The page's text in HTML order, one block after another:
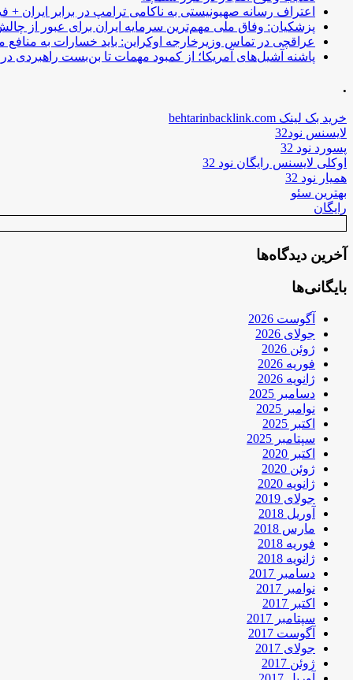
اعتراف رسانه صهیونیستی به ناکامی ترامپ در برابر ایران +
پزشکیان: وفاق ملی مهم‌ترین سرمایه ایران برای عبور از
عراقچی در تماس وزیرخارجه اوکراین: باید خسارات به منافع
پاشنه آشیل‌های آمریکا؛ از کمبود مهمات تا بن‌بست راهبردی در
.
خرید بک لینک behtarinbacklink.com
لایسنس نود32
پسورد نود 32
اوکلی لایسنس رایگان نود 32
همیار نود 32
بهترین سئو
رایگان
آخرین دیدگاه‌ها
بایگانی‌ها
آگوست 2026
جولای 2026
ژوئن 2026
فوریه 2026
ژانویه 2026
دسامبر 2025
نوامبر 2025
اکتبر 2025
سپتامبر 2025
اکتبر 2020
ژوئن 2020
ژانویه 2020
جولای 2019
آوریل 2018
مارس 2018
فوریه 2018
ژانویه 2018
دسامبر 2017
نوامبر 2017
اکتبر 2017
سپتامبر 2017
آگوست 2017
جولای 2017
ژوئن 2017